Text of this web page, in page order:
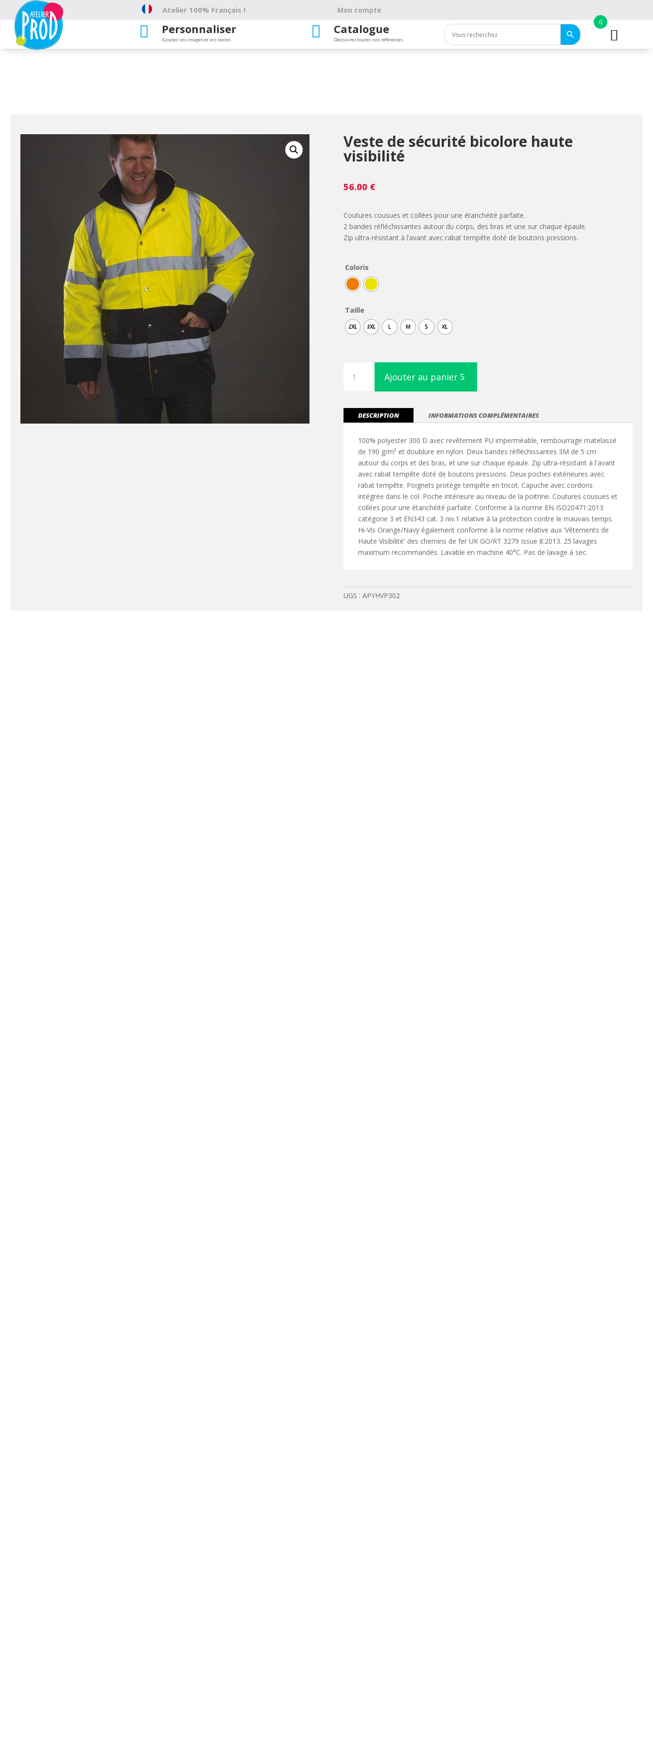
Atelier 100% Français ! Mon compte
 Personnaliser
Ajoutez vos images et vos textes  Catalogue
Découvrez toutes nos références
Veste de sécurité bicolore haute
visibilité
56.00 €
Coutures cousues et collées pour une étanchéité parfaite.
2 bandes réfléchissantes autour du corps, des bras et une sur chaque épaule.
Zip ultra-résistant à l’avant avec rabat tempête doté de boutons pressions.
Coloris
Taille
2XL 3XL L M S XL
sécurité
bicolore
visibilité
Ajouter au panier
DESCRIPTION INFORMATIONS COMPLÉMENTAIRES
100% polyester 300 D avec revêtement PU imperméable, rembourrage matelassé
de 190 g/m² et doublure en nylon. Deux bandes réfléchissantes 3M de 5 cm
autour du corps et des bras, et une sur chaque épaule. Zip ultra-résistant à l'avant
avec rabat tempête doté de boutons pressions. Deux poches extérieures avec
rabat tempête. Poignets protège tempête en tricot. Capuche avec cordons
intégrée dans le col. Poche intérieure au niveau de la poitrine. Coutures cousues et
collées pour une étanchéité parfaite. Conforme à la norme EN ISO20471:2013
catégorie 3 et EN343 cat. 3 niv.1 relative à la protection contre le mauvais temps.
Hi-Vis Orange/Navy également conforme à la norme relative aux 'Vêtements de
Haute Visibilité' des chemins de fer UK GO/RT 3279 Issue 8:2013. 25 lavages
maximum recommandés. Lavable en machine 40°C. Pas de lavage à sec.
UGS : APYHVP302
0